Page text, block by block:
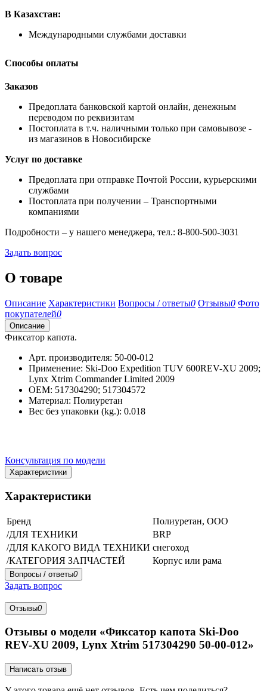
В Казахстан:
Международными службами доставки
Способы оплаты
Заказов
Предоплата банковской картой онлайн, денежным
переводом по реквизитам
Постоплата в т.ч. наличными только при самовывозе -
из магазинов в Новосибирске
Услуг по доставке
Предоплата при отправке Почтой России, курьерскими
службами
Постоплата при получении – Транспортными
компаниями
Подробности – у нашего менеджера, тел.: 8-800-500-3031
Задать вопрос
О товаре
Описание Характеристики Вопросы / ответы0 Отзывы0 Фото
покупателей0
Описание
Фиксатор капота.
Арт. производителя: 50-00-012
Применение: Ski-Doo Expedition TUV 600REV-XU 2009;
Lynx Xtrim Commander Limited 2009
OEM: 517304290; 517304572
Материал: Полиуретан
Вес без упаковки (kg.): 0.018
Консультация по модели
Характеристики
Характеристики
Бренд
Полиуретан, ООО
/ДЛЯ ТЕХНИКИ
BRP
/ДЛЯ КАКОГО ВИДА ТЕХНИКИ снегоход
/КАТЕГОРИЯ ЗАПЧАСТЕЙ
Корпус или рама
Вопросы / ответы0
Задать вопрос
Отзывы0
Отзывы о модели «Фиксатор капота Ski-Doo
REV-XU 2009, Lynx Xtrim 517304290 50-00-012»
Написать отзыв